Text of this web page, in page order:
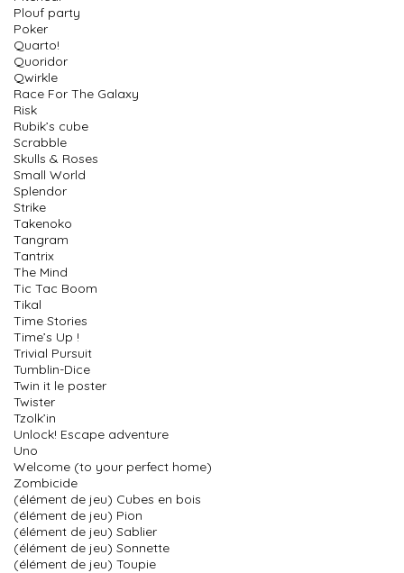
Plouf party
Poker
Quarto!
Quoridor
Qwirkle
Race For The Galaxy
Risk
Rubik’s cube
Scrabble
Skulls & Roses
Small World
Splendor
Strike
Takenoko
Tangram
Tantrix
The Mind
Tic Tac Boom
Tikal
Time Stories
Time’s Up !
Trivial Pursuit
Tumblin-Dice
Twin it le poster
Twister
Tzolk’in
Unlock! Escape adventure
Uno
Welcome (to your perfect home)
Zombicide
(élément de jeu) Cubes en bois
(élément de jeu) Pion
(élément de jeu) Sablier
(élément de jeu) Sonnette
(élément de jeu) Toupie